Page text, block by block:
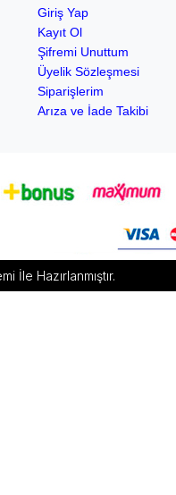
Giriş Yap
Kayıt Ol
Şifremi Unuttum
Üyelik Sözleşmesi
Siparişlerim
Arıza ve İade Takibi
İle Hazırlanmıştır.